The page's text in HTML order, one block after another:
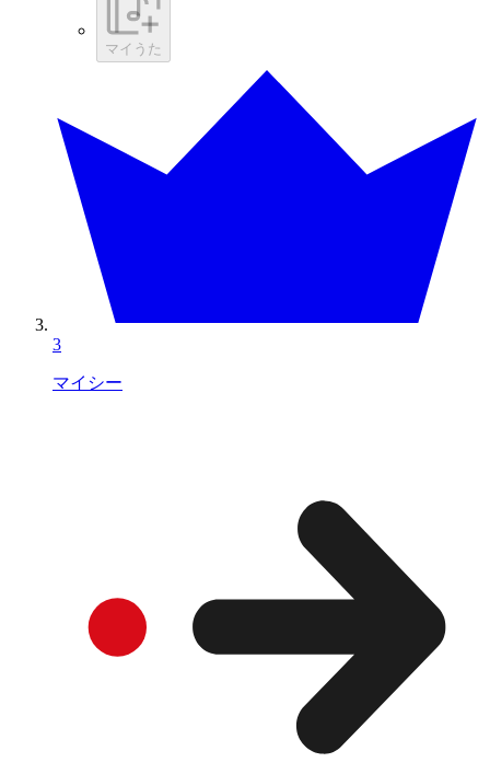
マイうた
3
マイシー